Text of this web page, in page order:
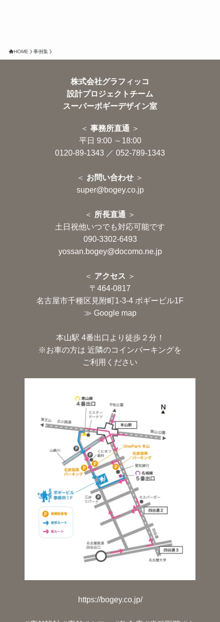
HOME 事例集
株式会社グラフィッコ
設計プロジェクトチーム
スーパーボギーデザイン室
＜ 事務所直通 ＞
平日 9:00 ～18:00
0120-89-1343 ／ 052-789-1343
＜ お問い合わせ ＞
super@bogey.co.jp
＜ 所長直通 ＞
土日祝他いつでも対応可能です
090-3302-6493
yossan.bogey@docomo.ne.jp
＜ アクセス ＞
〒464-0817
名古屋市千種区見附町1-3-4 ボギービル1F
≫ Google map
本山駅 4番出口より徒歩２分！
※お車の方は 近隣のコインパーキングを
ご利用ください
https://bogey.co.jp/